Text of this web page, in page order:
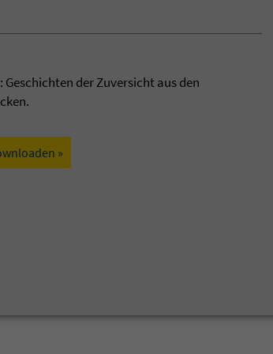
der Zuversicht aus den
»